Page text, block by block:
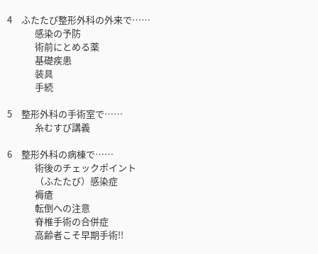
4 ふたたび整形外科の外来で……
感染の予防
術前にとめる薬
基礎疾患
装具
手続
5 整形外科の手術室で……
糸むすび講義
6 整形外科の病棟で……
術後のチェックポイント
（ふたたび）感染症
褥瘡
転倒への注意
脊椎手術の合併症
高齢者こそ早期手術!!